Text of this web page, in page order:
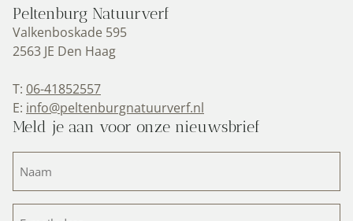
Peltenburg Natuurverf
Valkenboskade 595
2563 JE Den Haag
T: 06-41852557
E: info@peltenburgnatuurverf.nl
Meld je aan voor onze nieuwsbrief
(Vereist)